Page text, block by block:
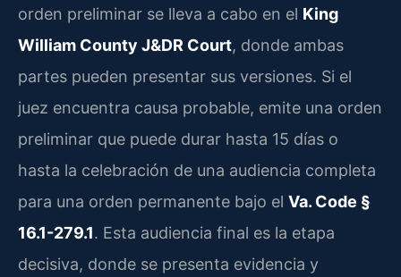
orden preliminar se lleva a cabo en el King
William County J&DR Court, donde ambas
partes pueden presentar sus versiones. Si el
juez encuentra causa probable, emite una orden
preliminar que puede durar hasta 15 días o
hasta la celebración de una audiencia completa
para una orden permanente bajo el Va. Code §
16.1-279.1. Esta audiencia final es la etapa
decisiva, donde se presenta evidencia y